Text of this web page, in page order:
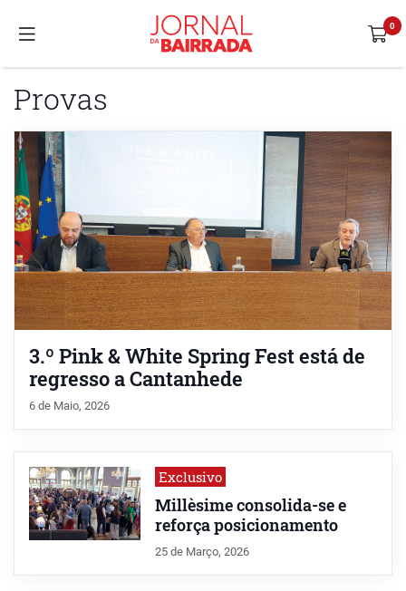
Provas
3.º Pink & White Spring Fest está de
regresso a Cantanhede
6 de Maio, 2026
Exclusivo
Millèsime consolida-se e
reforça posicionamento
25 de Março, 2026